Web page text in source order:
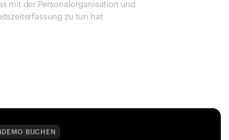
mit der Personalorganisation und
zu tun hat
DEMO BUCHEN